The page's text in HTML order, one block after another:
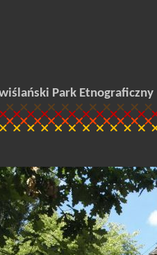
Park Etnograficzny